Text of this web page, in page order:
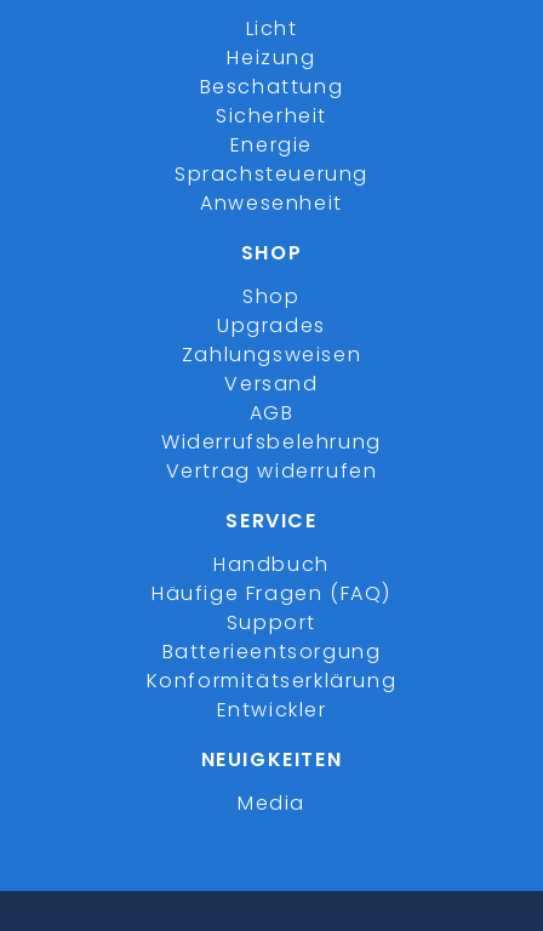
Licht
Heizung
Beschattung
Sicherheit
Energie
Sprachsteuerung
Anwesenheit
SHOP
Shop
Upgrades
Zahlungsweisen
Versand
AGB
Widerrufsbelehrung
Vertrag widerrufen
SERVICE
Handbuch
Häufige Fragen (FAQ)
Support
Batterieentsorgung
Konformitätserklärung
Entwickler
NEUIGKEITEN
Media